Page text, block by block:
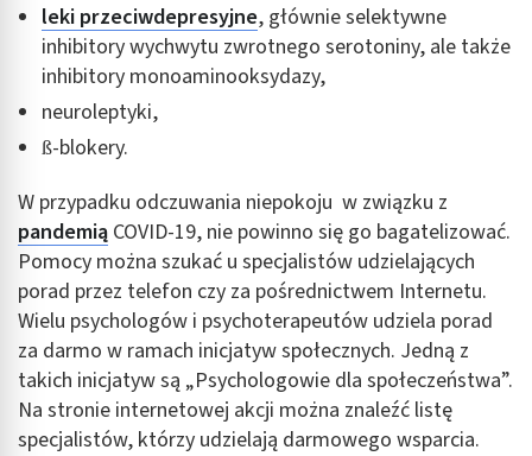
leki przeciwdepresyjne, głównie selektywne
inhibitory wychwytu zwrotnego serotoniny, ale także
inhibitory monoaminooksydazy,
neuroleptyki,
ß-blokery.
W przypadku odczuwania niepokoju w związku z
pandemią COVID-19, nie powinno się go bagatelizować.
Pomocy można szukać u specjalistów udzielających
porad przez telefon czy za pośrednictwem Internetu.
Wielu psychologów i psychoterapeutów udziela porad
za darmo w ramach inicjatyw społecznych. Jedną z
takich inicjatyw są „Psychologowie dla społeczeństwa”.
Na stronie internetowej akcji można znaleźć listę
specjalistów, którzy udzielają darmowego wsparcia.